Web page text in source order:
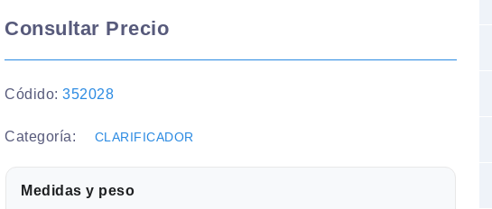
Consultar Precio
Códido: 352028
Categoría: CLARIFICADOR
Medidas y peso